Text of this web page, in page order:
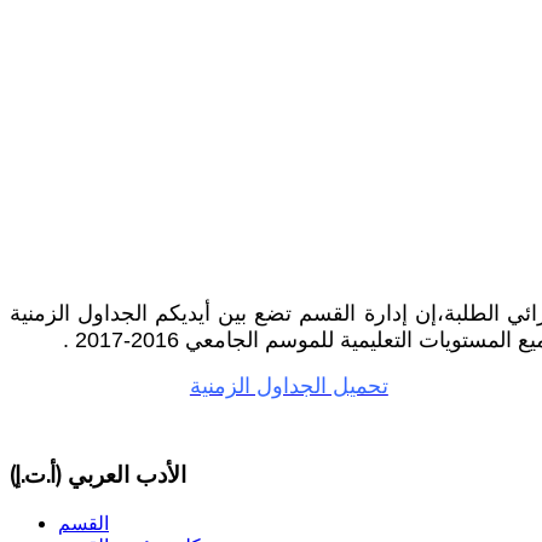
الطلبة،إن إدارة القسم تضع بين أيديكم الجداول الزمنية
المستويات التعليمية للموسم الجامعي 2016-2017 .
تحميل الجداول الزمنية
الأدب العربي (أ.ت.إ)
القسم